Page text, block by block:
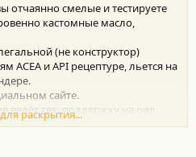
отчаянно смелые и тестируете
кастомные масло,
(не конструктор)
ACEA и АРI рецептуре, льется на
сайте.
ведёт тех. поддержку на оил
более подробный TDS,
у него.
раскрытия...